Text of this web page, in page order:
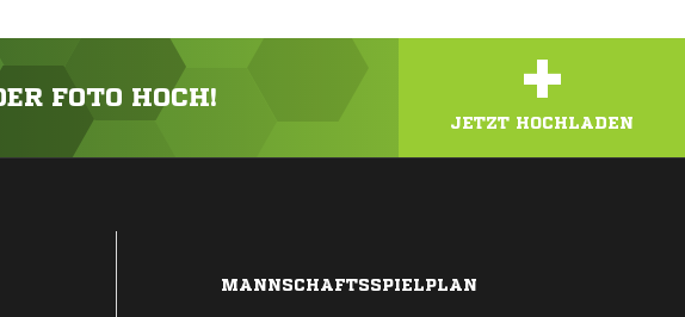
FOTO HOCH! +
JETZT HOCHLADEN
MANNSCHAFTSSPIELPLAN